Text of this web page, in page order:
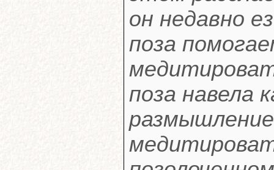
он недавно
поза
поза навела